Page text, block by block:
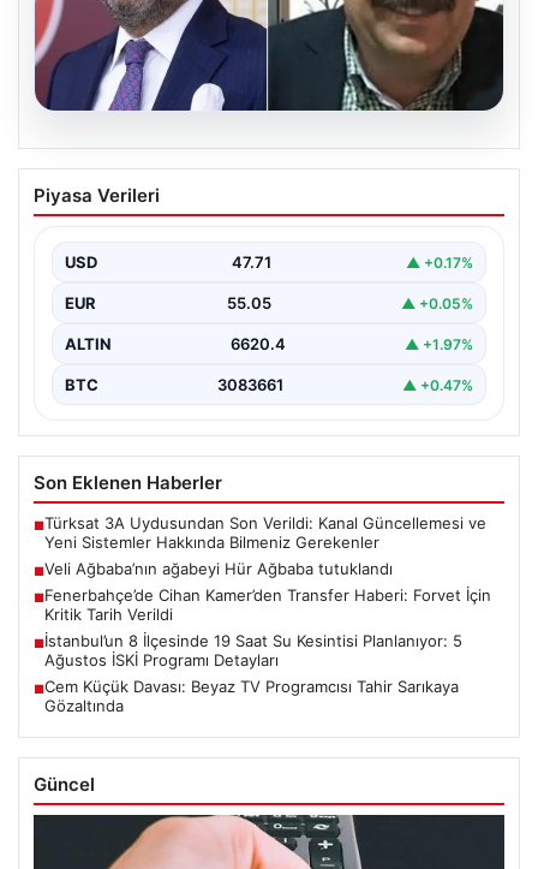
06.08.2026
Veli Ağbaba’nın ağabeyi Hür Ağbaba
tutuklandı
Piyasa Verileri
USD 47.71 ▲ +0.17%
EUR 55.05 ▲ +0.05%
ALTIN 6620.4 ▲ +1.97%
BTC 3083661 ▲ +0.47%
Son Eklenen Haberler
■Türksat 3A Uydusundan Son Verildi: Kanal Güncellemesi ve
Yeni Sistemler Hakkında Bilmeniz Gerekenler
■Veli Ağbaba’nın ağabeyi Hür Ağbaba tutuklandı
■Fenerbahçe’de Cihan Kamer’den Transfer Haberi: Forvet İçin
Kritik Tarih Verildi
■İstanbul’un 8 İlçesinde 19 Saat Su Kesintisi Planlanıyor: 5
Ağustos İSKİ Programı Detayları
■Cem Küçük Davası: Beyaz TV Programcısı Tahir Sarıkaya
Gözaltında
Güncel